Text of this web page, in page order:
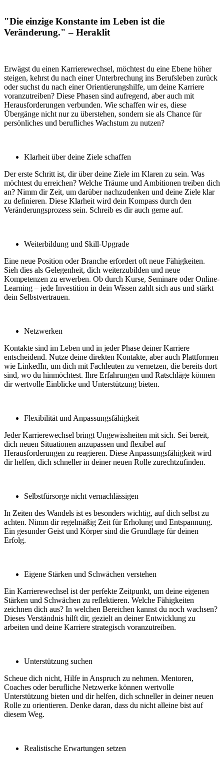
"Die einzige Konstante im Leben ist die
Veränderung." – Heraklit
Erwägst du einen Karrierewechsel, möchtest du eine Ebene höher
steigen, kehrst du nach einer Unterbrechung ins Berufsleben zurück
oder suchst du nach einer Orientierungshilfe, um deine Karriere
voranzutreiben? Diese Phasen sind aufregend, aber auch mit
Herausforderungen verbunden. Wie schaffen wir es, diese
Übergänge nicht nur zu überstehen, sondern sie als Chance für
persönliches und berufliches Wachstum zu nutzen?
Klarheit über deine Ziele schaffen
Der erste Schritt ist, dir über deine Ziele im Klaren zu sein. Was
möchtest du erreichen? Welche Träume und Ambitionen treiben dich
an? Nimm dir Zeit, um darüber nachzudenken und deine Ziele klar
zu definieren. Diese Klarheit wird dein Kompass durch den
Veränderungsprozess sein. Schreib es dir auch gerne auf.
Weiterbildung und Skill-Upgrade
Eine neue Position oder Branche erfordert oft neue Fähigkeiten.
Sieh dies als Gelegenheit, dich weiterzubilden und neue
Kompetenzen zu erwerben. Ob durch Kurse, Seminare oder Online-
Learning – jede Investition in dein Wissen zahlt sich aus und stärkt
dein Selbstvertrauen.
Netzwerken
Kontakte sind im Leben und in jeder Phase deiner Karriere
entscheidend. Nutze deine direkten Kontakte, aber auch Plattformen
wie LinkedIn, um dich mit Fachleuten zu vernetzen, die bereits dort
sind, wo du hinmöchtest. Ihre Erfahrungen und Ratschläge können
dir wertvolle Einblicke und Unterstützung bieten.
Flexibilität und Anpassungsfähigkeit
Jeder Karrierewechsel bringt Ungewissheiten mit sich. Sei bereit,
dich neuen Situationen anzupassen und flexibel auf
Herausforderungen zu reagieren. Diese Anpassungsfähigkeit wird
dir helfen, dich schneller in deiner neuen Rolle zurechtzufinden.
Selbstfürsorge nicht vernachlässigen
In Zeiten des Wandels ist es besonders wichtig, auf dich selbst zu
achten. Nimm dir regelmäßig Zeit für Erholung und Entspannung.
Ein gesunder Geist und Körper sind die Grundlage für deinen
Erfolg.
Eigene Stärken und Schwächen verstehen
Ein Karrierewechsel ist der perfekte Zeitpunkt, um deine eigenen
Stärken und Schwächen zu reflektieren. Welche Fähigkeiten
zeichnen dich aus? In welchen Bereichen kannst du noch wachsen?
Dieses Verständnis hilft dir, gezielt an deiner Entwicklung zu
arbeiten und deine Karriere strategisch voranzutreiben.
Unterstützung suchen
Scheue dich nicht, Hilfe in Anspruch zu nehmen. Mentoren,
Coaches oder berufliche Netzwerke können wertvolle
Unterstützung bieten und dir helfen, dich schneller in deiner neuen
Rolle zu orientieren. Denke daran, dass du nicht alleine bist auf
diesem Weg.
Realistische Erwartungen setzen